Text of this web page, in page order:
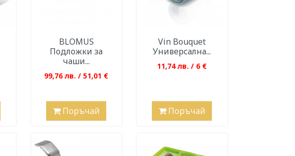
BLOMUS
Подложки за
чаши...
99,76 лв. / 51,01 €
Поръчай
Vin Bouquet
Универсална...
11,74 лв. / 6 €
Поръчай